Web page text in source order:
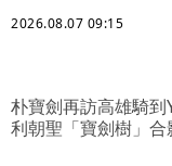
2026.08.07 09:15
朴寶劍再訪高雄騎
利朝聖「寶劍樹」合